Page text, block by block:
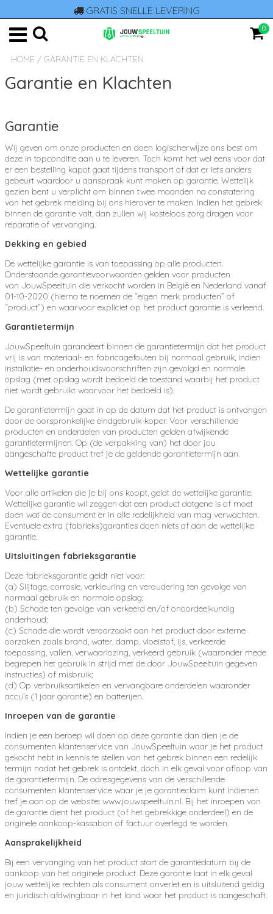
GRATIS SNELLE LEVERING
0
HOME / GARANTIE EN KLACHTEN
Garantie en Klachten
Garantie
Wij geven om onze producten en doen logischerwijze ons best om
deze in topconditie aan u te leveren. Toch komt het wel eens voor dat
er een bestelling kapot gaat tijdens transport of dat er iets anders
gebeurt waardoor u aanspraak kunt maken op garantie. Wettelijk
gezien bent u verplicht om binnen twee maanden na constatering
van het gebrek melding bij ons hierover te maken. Indien het gebrek
binnen de garantie valt, dan zullen wij kosteloos zorg dragen voor
reparatie of vervanging.
Dekking en gebied
De wettelijke garantie is van toepassing op alle producten.
Onderstaande garantievoorwaarden gelden voor producten
van JouwSpeeltuin die verkocht worden in België en Nederland vanaf
01-10-2020 (hierna te noemen de “eigen merk producten” of
“product”) en waarvoor expliciet op het product garantie is verleend.
Garantietermijn
JouwSpeeltuin garandeert binnen de garantietermijn dat het product
vrij is van materiaal- en fabricagefouten bij normaal gebruik, indien
installatie- en onderhoudsvoorschriften zijn gevolgd en normale
opslag (met opslag wordt bedoeld de toestand waarbij het product
niet wordt gebruikt waarvoor het bedoeld is).
De garantietermijn gaat in op de datum dat het product is ontvangen
door de oorspronkelijke eindgebruik-koper. Voor verschillende
producten en onderdelen van producten gelden afwijkende
garantietermijnen. Op (de verpakking van) het door jou
aangeschafte product tref je de geldende garantietermijn aan.
Wettelijke garantie
Voor alle artikelen die je bij ons koopt, geldt de wettelijke garantie.
Wettelijke garantie wil zeggen dat een product datgene is of moet
doen wat de consument er in alle redelijkheid van mag verwachten.
Eventuele extra (fabrieks)garanties doen niets af aan de wettelijke
garantie.
Uitsluitingen fabrieksgarantie
Deze fabrieksgarantie geldt niet voor:
(a) Slijtage, corrosie, verkleuring en veroudering ten gevolge van
normaal gebruik en normale opslag;
(b) Schade ten gevolge van verkeerd en/of onoordeelkundig
onderhoud;
(c) Schade die wordt veroorzaakt aan het product door externe
oorzaken zoals brand, water, damp, vloeistof, ijs, verkeerde
toepassing, vallen, verwaarlozing, verkeerd gebruik (waaronder mede
begrepen het gebruik in strijd met de door JouwSpeeltuin gegeven
instructies) of misbruik;
(d) Op verbruiksartikelen en vervangbare onderdelen waaronder
accu’s (1 jaar garantie) en batterijen.
Inroepen van de garantie
Indien je een beroep wil doen op deze garantie dan dien je de
consumenten klantenservice van JouwSpeeltuin waar je het product
gekocht hebt in kennis te stellen van het gebrek binnen een redelijk
termijn nadat het gebrek is ontdekt, doch in elk geval voor afloop van
de garantietermijn. De adresgegevens van de verschillende
consumenten klantenservice waar je je garantieclaim kunt indienen
tref je aan op de website: www.jouwspeeltuin.nl. Bij het inroepen van
de garantie dient het product (of het gebrekkige onderdeel) en de
originele aankoop-kassabon of factuur overlegd te worden.
Aansprakelijkheid
Bij een vervanging van het product start de garantiedatum bij de
aankoop van het originele product. Deze garantie laat in elk geval
jouw wettelijke rechten als consument onverlet en is uitsluitend geldig
en juridisch afdwingbaar in het land waar het product is aangeschaft.